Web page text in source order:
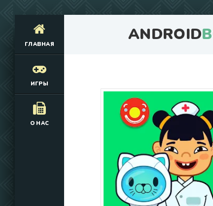
ANDROID
ГЛАВНАЯ
ИГРЫ
О НАС